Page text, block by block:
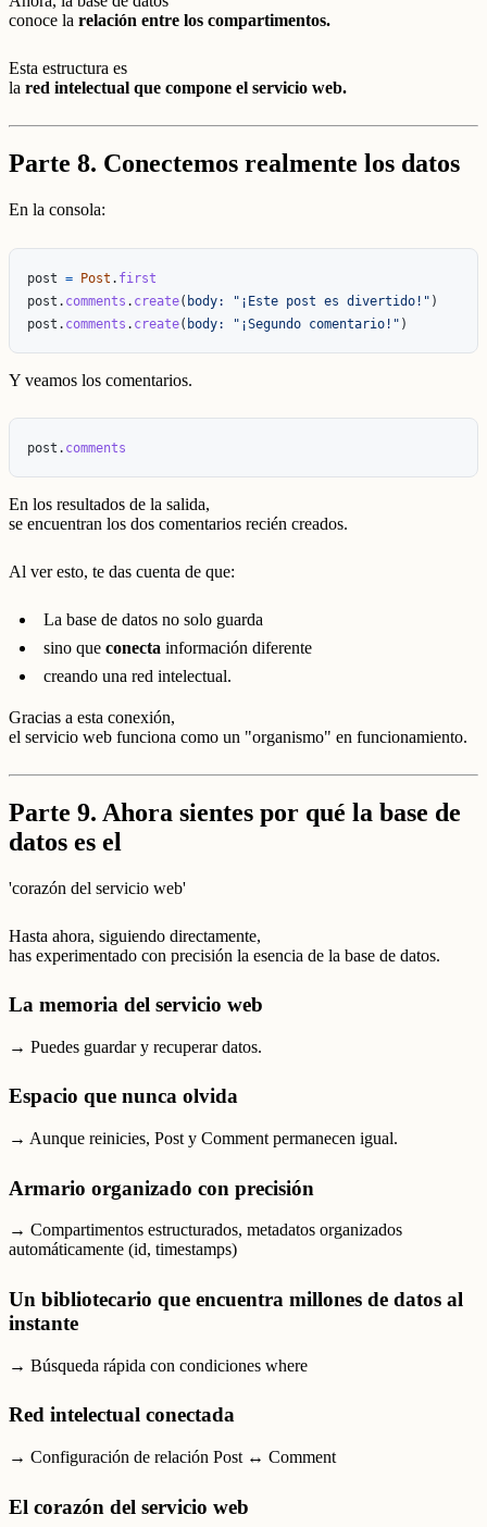
conoce la relación entre los compartimentos.
Esta estructura es
la red intelectual que compone el servicio web.
Parte 8. Conectemos realmente los datos
En la consola:
post = Post . first
post . comments . create( body: "¡Este post es divertido!" )
post . comments . create( body: "¡Segundo comentario!" )
Y veamos los comentarios.
post . comments
En los resultados de la salida,
se encuentran los dos comentarios recién creados.
Al ver esto, te das cuenta de que:
La base de datos no solo guarda
sino que conecta información diferente
creando una red intelectual.
Gracias a esta conexión,
el servicio web funciona como un "organismo" en funcionamiento.
Parte 9. Ahora sientes por qué la base de
datos es el
'corazón del servicio web'
Hasta ahora, siguiendo directamente,
has experimentado con precisión la esencia de la base de datos.
La memoria del servicio web
→ Puedes guardar y recuperar datos.
Espacio que nunca olvida
→ Aunque reinicies, Post y Comment permanecen igual.
Armario organizado con precisión
→ Compartimentos estructurados, metadatos organizados
automáticamente (id, timestamps)
Un bibliotecario que encuentra millones de datos al
instante
→ Búsqueda rápida con condiciones where
Red intelectual conectada
→ Configuración de relación Post ↔ Comment
El corazón del servicio web